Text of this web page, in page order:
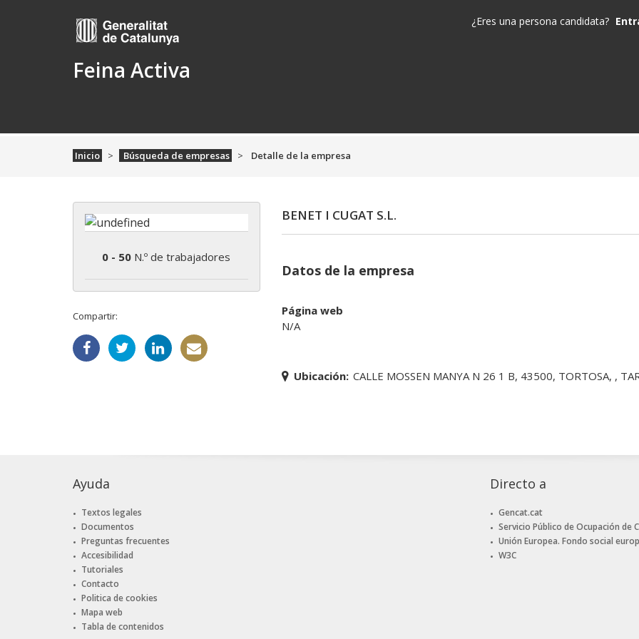
Feina Activa
¿Eres una persona candidata?
Inicio Búsqueda de empresas Detalle de la empresa
0 - 50 N.º de trabajadores
Compartir:
BENET I CUGAT S.L.
Datos de la empresa
Página web
N/A
Ubicación: CALLE MOSSEN MANYA N 26 1 B, 43500, TORTOSA, ,
Ayuda
Textos legales
Documentos
Preguntas frecuentes
Accesibilidad
Tutoriales
Contacto
Politica de cookies
Mapa web
Tabla de contenidos
Directo a
Gencat.cat
Servicio Público de Ocupación de
Unión Europea. Fondo social
W3C